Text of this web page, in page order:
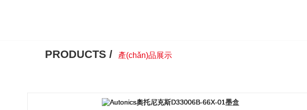
PRODUCTS / 產(chǎn)品展示